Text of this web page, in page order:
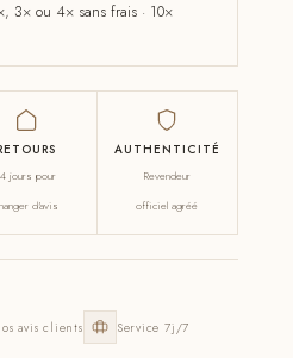
3× ou 4× sans frais · 10×
jours pour
d'avis
AUTHENTICITÉ
Revendeur
officiel agréé
avis clients
Service 7j/7